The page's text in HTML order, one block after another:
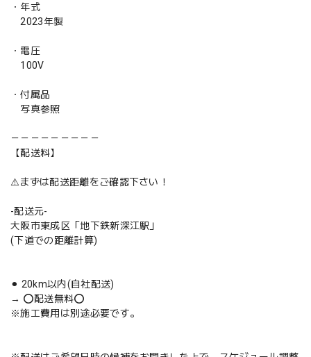
・年式
2023年製
・電圧
100V
・付属品
写真参照
－－－－－－－－－
【配送料】
⚠️まずは配送距離をご確認下さい！
-配送元-
大阪市東成区「地下鉄新深江駅」
(下道での距離計算)
⚫︎ 20km以内(自社配送)
→ ⭕️配送無料⭕️
※施工費用は別途必要です。